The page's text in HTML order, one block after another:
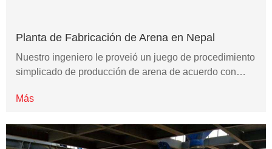
Planta de Fabricación de Arena en Nepal
Nuestro ingeniero le proveió un juego de procedimiento
simplicado de producción de arena de acuerdo con…
Más